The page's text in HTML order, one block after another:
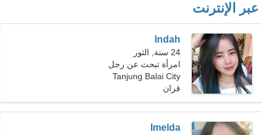
الإنترنت
Indah
24 سنة, الثور
امرأة تبحث عن رجل
Tanjung Balai City
قران
Imelda